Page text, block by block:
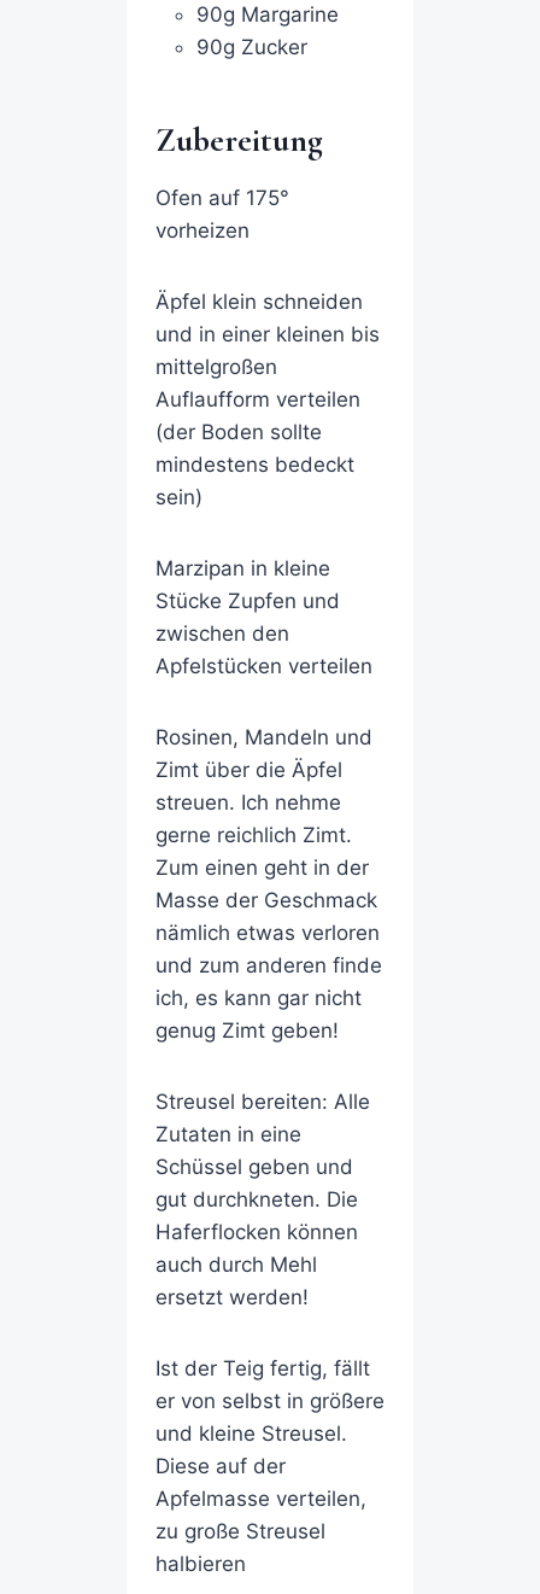
90g Margarine
90g Zucker
Zubereitung
Ofen auf 175°
vorheizen
Äpfel klein schneiden
und in einer kleinen bis
mittelgroßen
Auflaufform verteilen
(der Boden sollte
mindestens bedeckt
sein)
Marzipan in kleine
Stücke Zupfen und
zwischen den
Apfelstücken verteilen
Rosinen, Mandeln und
Zimt über die Äpfel
streuen. Ich nehme
gerne reichlich Zimt.
Zum einen geht in der
Masse der Geschmack
nämlich etwas verloren
und zum anderen finde
ich, es kann gar nicht
genug Zimt geben!
Streusel bereiten: Alle
Zutaten in eine
Schüssel geben und
gut durchkneten. Die
Haferflocken können
auch durch Mehl
ersetzt werden!
Ist der Teig fertig, fällt
er von selbst in größere
und kleine Streusel.
Diese auf der
Apfelmasse verteilen,
zu große Streusel
halbieren